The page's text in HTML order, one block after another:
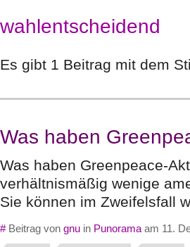
wahlentscheidend
Es gibt 1 Beitrag mit dem
Was haben
Was haben Greenpeace-
verhältnismäßig wenige
Sie können im Zweifelsfall
#Beitrag von gnu in Punorama am 11.